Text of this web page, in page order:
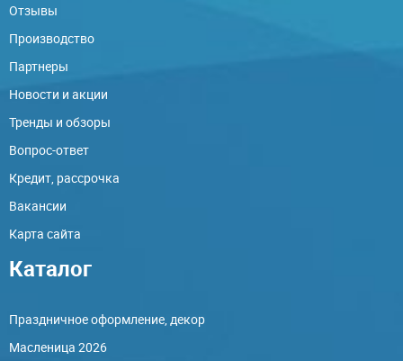
Отзывы
Производство
Партнеры
Новости и акции
Тренды и обзоры
Вопрос-ответ
Кредит, рассрочка
Вакансии
Карта сайта
Каталог
Праздничное оформление, декор
Масленица 2026